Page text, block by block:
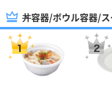
丼容器/ボウル容器/